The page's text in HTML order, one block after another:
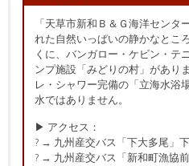
「天草市新和Ｂ＆Ｇ海洋センタ
れた自然いっぱいの静かなとこ
くに、バンガロー・ケビン・テ
ンプ施設「みどりの村」があり
レ・シャワー完備の「立海水浴
水ではありません。
▶ アクセス：
? → 九州産交バス「下大多尾」
? → 九州産交バス「新和町漁協